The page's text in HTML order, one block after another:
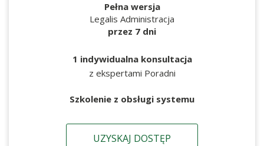
Pełna wersja
Legalis Administracja
przez 7 dni
1 indywidualna konsultacja
z ekspertami Poradni
Szkolenie z obsługi systemu
UZYSKAJ DOSTĘP